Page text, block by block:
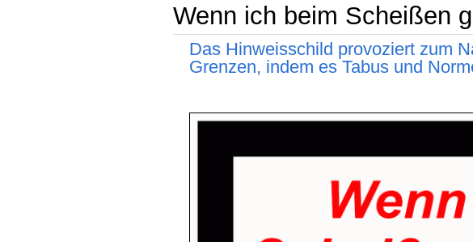
Wenn ich beim Scheißen
Das Hinweisschild provoziert zum
Grenzen, indem es Tabus und